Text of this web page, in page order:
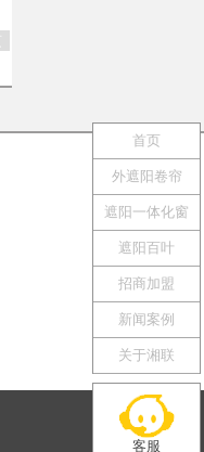
首页
外遮阳卷帘
遮阳一体化窗
遮阳百叶
招商加盟
新闻案例
关于湘联
客服